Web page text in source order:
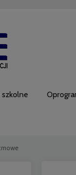
szkolne